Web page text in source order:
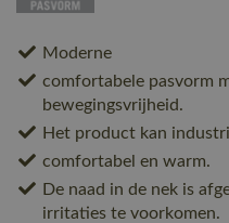
Moderne
comfortabele pasvorm
bewegingsvrijheid.
Het product kan
comfortabel en warm.
De naad in de nek is
irritaties te voorkomen.